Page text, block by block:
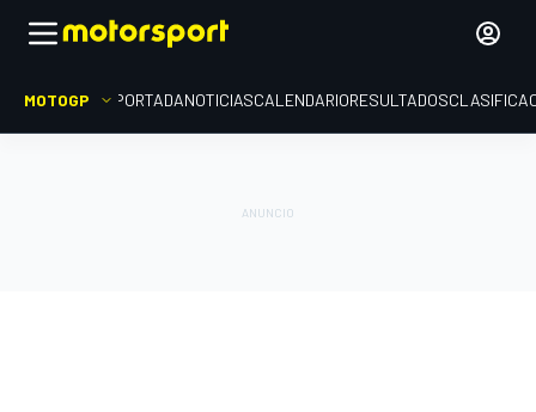
MOTOGP PORTADANOTICIASCALENDARIORESULTADOS